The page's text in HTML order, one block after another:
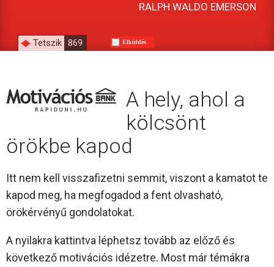
RALPH WALDO EMERSON
Tetszik 869 Elküldés
A hely, ahol a
kölcsönt
örökbe kapod
Itt nem kell visszafizetni semmit, viszont a kamatot te
kapod meg, ha megfogadod a fent olvasható,
örökérvényű gondolatokat.
A nyilakra kattintva léphetsz tovább az előző és
következő motivációs idézetre. Most már témákra